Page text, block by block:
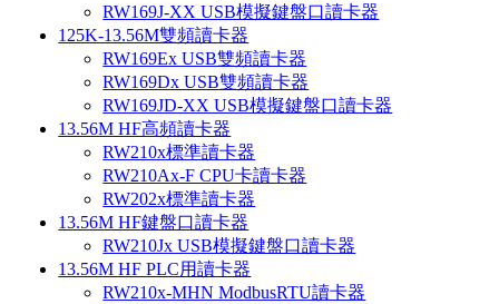
RW169J-XX USB模擬鍵盤口讀卡器
125K-13.56M雙頻讀卡器
RW169Ex USB雙頻讀卡器
RW169Dx USB雙頻讀卡器
RW169JD-XX USB模擬鍵盤口讀卡器
13.56M HF高頻讀卡器
RW210x標準讀卡器
RW210Ax-F CPU卡讀卡器
RW202x標準讀卡器
13.56M HF鍵盤口讀卡器
RW210Jx USB模擬鍵盤口讀卡器
13.56M HF PLC用讀卡器
RW210x-MHN ModbusRTU讀卡器